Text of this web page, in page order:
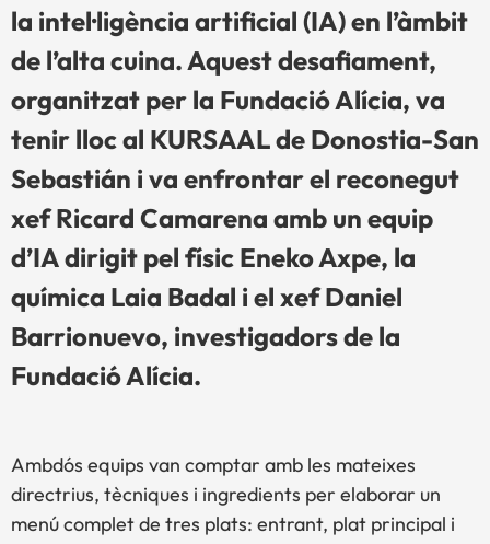
la intel·ligència artificial (IA) en l’àmbit
de l’alta cuina. Aquest desafiament,
organitzat per la Fundació Alícia, va
tenir lloc al KURSAAL de Donostia-San
Sebastián i va enfrontar el reconegut
xef Ricard Camarena amb un equip
d’IA dirigit pel físic Eneko Axpe, la
química Laia Badal i el xef Daniel
Barrionuevo, investigadors de la
Fundació Alícia.
Ambdós equips van comptar amb les mateixes
directrius, tècniques i ingredients per elaborar un
menú complet de tres plats: entrant, plat principal i